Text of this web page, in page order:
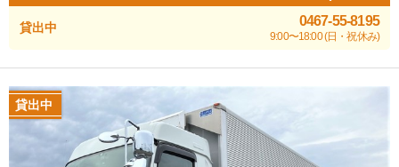
貸出中 0467-55-8195
9:00〜18:00 (日・祝休み)
貸出中